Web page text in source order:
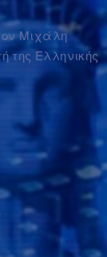
Μιχάλη
της Ελληνικής